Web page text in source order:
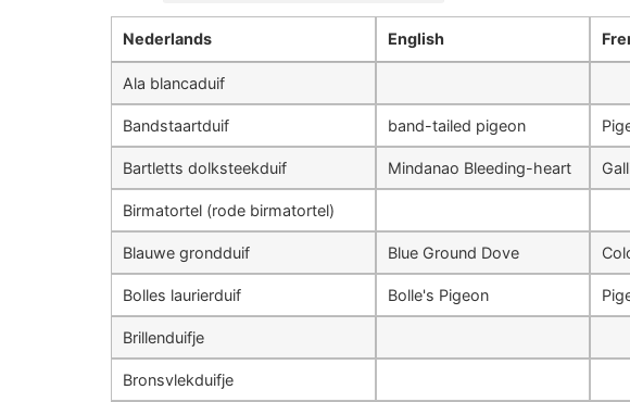
Nederlands English
Ala blancaduif
Bandstaartduif band-tailed pigeon
Bartletts dolksteekduif Mindanao Bleeding-heart
Birmatortel (rode birmatortel)
Blauwe grondduif Blue Ground Dove
Bolles laurierduif Bolle's Pigeon
Brillenduifje
Bronsvlekduifje